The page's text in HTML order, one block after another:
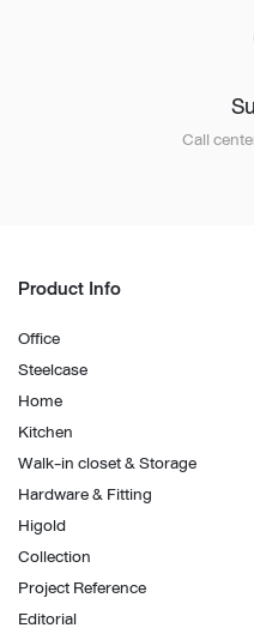
Call
Product Info
Office
Steelcase
Home
Kitchen
Walk-in closet & Storage
Hardware & Fitting
Higold
Collection
Project Reference
Editorial